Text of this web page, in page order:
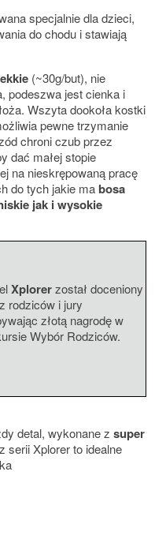
specjalnie dla dzieci,
do chodu i stawiają
(~30g/but), nie
podeszwa jest cienka i
Wszyta dookoła kostki
pewne trzymanie
chroni czub przez
dać małej stopie
na nieskrępowaną pracę
do tych jakie ma bosa
jak i wysokie
Xplorerzostał doceniony
rodziców i jury
złotą nagrodę w
Wybór Rodziców.
detal, wykonane z super
serii Xplorer to idealne